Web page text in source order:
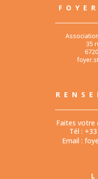
35
Faites votre
Tél :
Email :